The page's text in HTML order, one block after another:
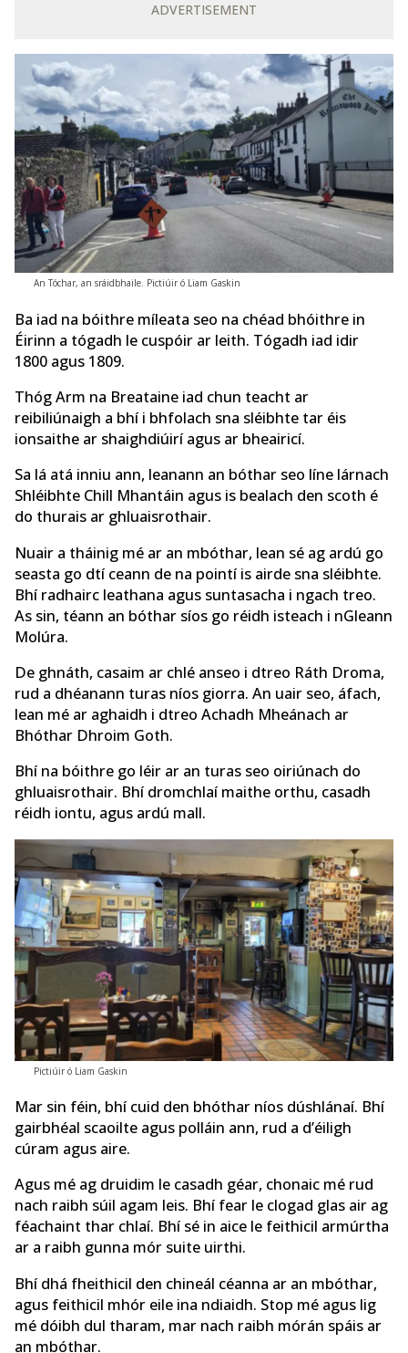
ADVERTISEMENT
An Tóchar, an sráidbhaile. Pictiúir ó Liam Gaskin
Ba iad na bóithre míleata seo na chéad bhóithre in
Éirinn a tógadh le cuspóir ar leith. Tógadh iad idir
1800 agus 1809.
Thóg Arm na Breataine iad chun teacht ar
reibiliúnaigh a bhí i bhfolach sna sléibhte tar éis
ionsaithe ar shaighdiúirí agus ar bheairicí.
Sa lá atá inniu ann, leanann an bóthar seo líne lárnach
Shléibhte Chill Mhantáin agus is bealach den scoth é
do thurais ar ghluaisrothair.
Nuair a tháinig mé ar an mbóthar, lean sé ag ardú go
seasta go dtí ceann de na pointí is airde sna sléibhte.
Bhí radhairc leathana agus suntasacha i ngach treo.
As sin, téann an bóthar síos go réidh isteach i nGleann
Molúra.
De ghnáth, casaim ar chlé anseo i dtreo Ráth Droma,
rud a dhéanann turas níos giorra. An uair seo, áfach,
lean mé ar aghaidh i dtreo Achadh Mheánach ar
Bhóthar Dhroim Goth.
Bhí na bóithre go léir ar an turas seo oiriúnach do
ghluaisrothair. Bhí dromchlaí maithe orthu, casadh
réidh iontu, agus ardú mall.
Pictiúir ó Liam Gaskin
Mar sin féin, bhí cuid den bhóthar níos dúshlánaí. Bhí
gairbhéal scaoilte agus polláin ann, rud a d’éiligh
cúram agus aire.
Agus mé ag druidim le casadh géar, chonaic mé rud
nach raibh súil agam leis. Bhí fear le clogad glas air ag
féachaint thar chlaí. Bhí sé in aice le feithicil armúrtha
ar a raibh gunna mór suite uirthi.
Bhí dhá fheithicil den chineál céanna ar an mbóthar,
agus feithicil mhór eile ina ndiaidh. Stop mé agus lig
mé dóibh dul tharam, mar nach raibh mórán spáis ar
an mbóthar.